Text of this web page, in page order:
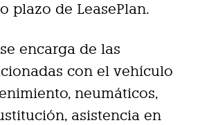
plazo de LeasePlan.
encarga de las
con el vehículo
neumáticos,
asistencia en